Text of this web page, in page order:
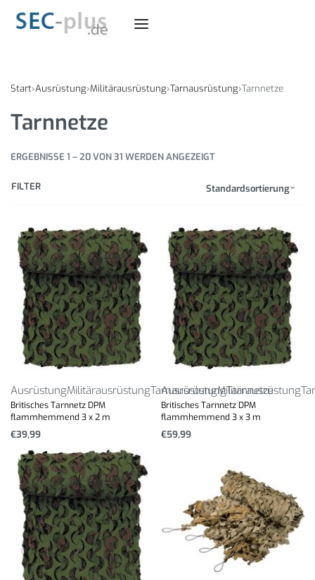
Start›Ausrüstung›Militärausrüstung›Tarnausrüstung›Tarnnetze
Tarnnetze
ERGEBNISSE 1 – 20 VON 31 WERDEN ANGEZEIGT
Standardsortierung
FILTER
AusrüstungMilitärausrüstungTarnausrüstungTarnnetze
Britisches Tarnnetz DPM
flammhemmend 3 x 2 m
€39,99
AusrüstungMilitärausrüstung
Britisches Tarnnetz DPM
flammhemmend 3 x 3 m
€59,99